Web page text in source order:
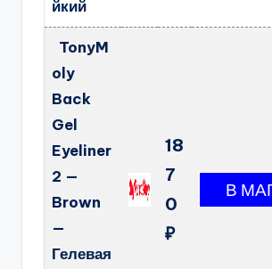
йкий
TonyM
oly
Back
Gel
Eyeliner
2 —
Brown
—
Гелевая
18
7
0
₽